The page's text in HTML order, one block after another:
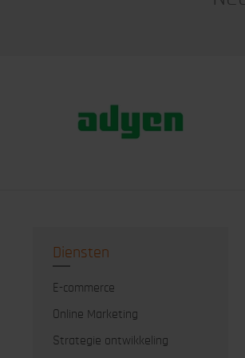
Diensten
E-commerce
Online Marketing
Strategie ontwikkeling